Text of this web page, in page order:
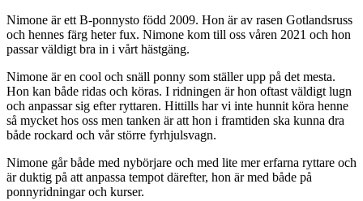
Nimone är ett B-ponnysto född 2009. Hon är av rasen Gotlandsruss
och hennes färg heter fux. Nimone kom till oss våren 2021 och hon
passar väldigt bra in i vårt hästgäng.
Nimone är en cool och snäll ponny som ställer upp på det mesta.
Hon kan både ridas och köras. I ridningen är hon oftast väldigt lugn
och anpassar sig efter ryttaren. Hittills har vi inte hunnit köra henne
så mycket hos oss men tanken är att hon i framtiden ska kunna dra
både rockard och vår större fyrhjulsvagn.
Nimone går både med nybörjare och med lite mer erfarna ryttare och
är duktig på att anpassa tempot därefter, hon är med både på
ponnyridningar och kurser.